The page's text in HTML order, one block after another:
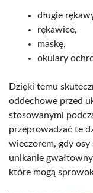
długie
rękawice,
maskę,
okulary
Dzięki temu
oddechowe przed
stosowanymi
przeprowadzać te
wieczorem, gdy
unikanie
które mogą